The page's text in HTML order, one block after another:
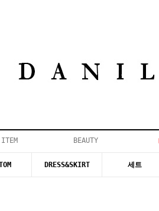
BEAUTY
DRESS&SKIRT 세트